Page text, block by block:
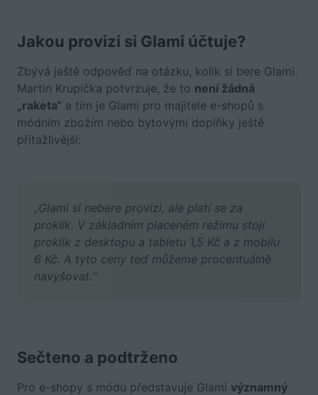
Jakou provizi si Glami účtuje?
Zbývá ještě odpověď na otázku, kolik si bere Glami.
Martin Krupička potvrzuje, že to není žádná
„raketa“ a tím je Glami pro majitele e-shopů s
módním zbožím nebo bytovými doplňky ještě
přitažlivější:
„Glami si nebere provizi, ale platí se za
proklik. V základním placeném režimu stojí
proklik z desktopu a tabletu 1,5 Kč a z mobilu
6 Kč. A tyto ceny teď můžeme procentuálně
navyšovat.“
Sečteno a podtrženo
Pro e-shopy s módu představuje Glami významný